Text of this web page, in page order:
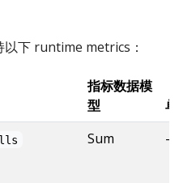
以下 runtime metrics：
指标数据模
型
Sum -